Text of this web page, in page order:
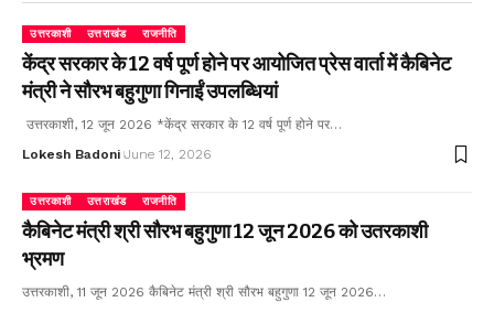
उत्तरकाशी उत्तराखंड राजनीति
केंद्र सरकार के 12 वर्ष पूर्ण होने पर आयोजित प्रेस वार्ता में कैबिनेट
मंत्री ने सौरभ बहुगुणा गिनाईं उपलब्धियां
उत्तरकाशी, 12 जून 2026 *केंद्र सरकार के 12 वर्ष पूर्ण होने पर…
Lokesh Badoni June 12, 2026
उत्तरकाशी उत्तराखंड राजनीति
कैबिनेट मंत्री श्री सौरभ बहुगुणा 12 जून 2026 को उतरकाशी
भ्रमण
उत्तरकाशी, 11 जून 2026 कैबिनेट मंत्री श्री सौरभ बहुगुणा 12 जून 2026…